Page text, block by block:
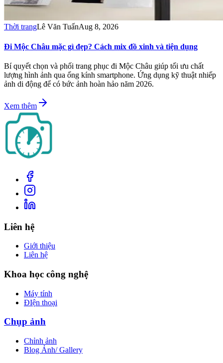
Thời trangLê Văn TuấnAug 8, 2026
Đi Mộc Châu mặc gì đẹp? Cách mix đồ xinh và tiện dụng
Bí quyết chọn và phối trang phục đi Mộc Châu giúp tối ưu chất
lượng hình ảnh qua ống kính smartphone. Ứng dụng kỹ thuật nhiếp
ảnh di động để có bức ảnh hoàn hảo năm 2026.
Xem thêm
Liên hệ
Giới thiệu
Liên hệ
Khoa học công nghệ
Máy tính
ĐIện thoại
Chụp ảnh
Chỉnh ảnh
Blog Ảnh/ Gallery